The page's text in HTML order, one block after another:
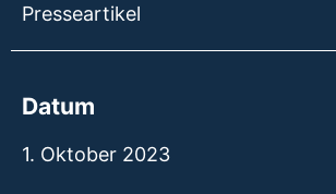
Presseartikel
Datum
1. Oktober 2023